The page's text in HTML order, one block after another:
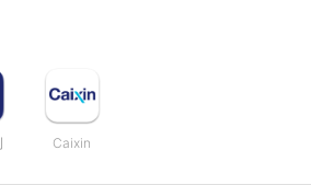
Caixin